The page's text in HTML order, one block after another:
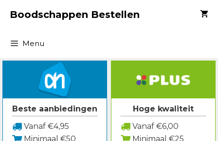
naarBoodschappen Bestellen
Menu
Beste aanbiedingen
Vanaf €4,95
Minimaal €50
Hoge kwaliteit
Vanaf €6,00
Minimaal €25